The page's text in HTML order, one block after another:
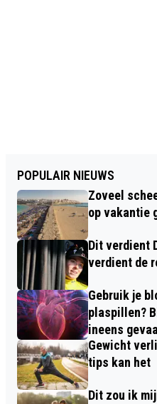
POPULAIR NIEUWS
Zoveel
op vakantie
Dit verdient
verdient de
Gebruik je
plaspillen?
ineens
Gewicht
tips kan het
Dit zou ik